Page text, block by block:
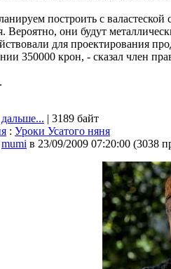
построить с
Вероятно, они будут
для проектирования
350000 крон, - сказал член
| 3189 байт
: Уроки Усатого няня
mumi в 23/09/2009 07:20:00 (3038